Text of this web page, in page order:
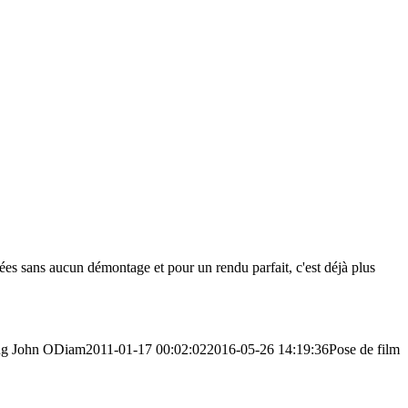
sans aucun démontage et pour un rendu parfait, c'est déjà plus
John ODiam2011-01-17 00:02:022016-05-26 14:19:36Pose de film